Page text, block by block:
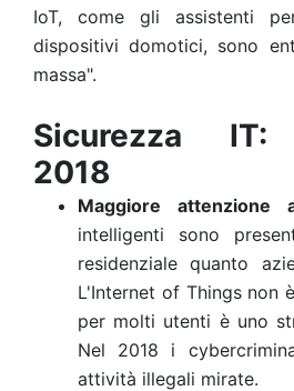
IoT, come gli assistenti
dispositivi domotici, sono
massa".
Sicurezza IT:
2018
Maggiore attenzione
intelligenti sono
residenziale quanto
L'Internet of Things non
per molti utenti è uno
Nel 2018 i
attività illegali mirate.